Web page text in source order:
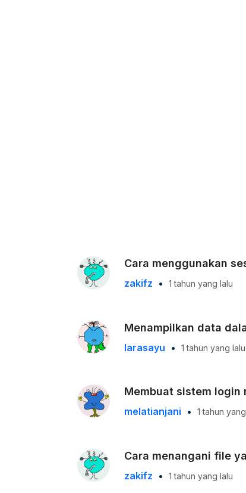
Cara menggunakan
zakifz • 1 tahun yang lalu
Menampilkan data
larasayu • 1 tahun yang lalu
Membuat sistem login
melatianjani • 1 tahun
Cara menangani file
zakifz • 1 tahun yang lalu